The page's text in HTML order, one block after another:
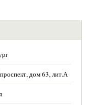
дом 63, лит.А